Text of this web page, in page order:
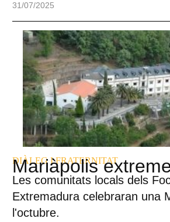
31/07/2025
DIÀLEG I FRATERNITAT
Mariàpolis
Les comunitats locals dels
Extremadura celebraran una
l'octubre.